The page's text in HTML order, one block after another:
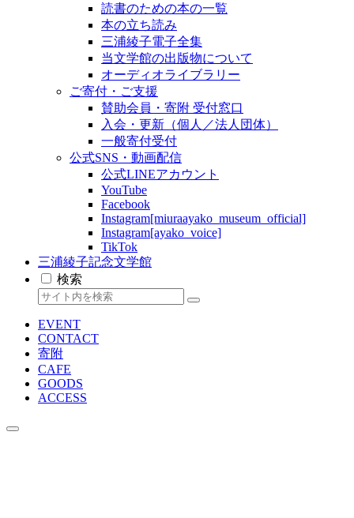
読書のための本の一覧
本の立ち読み
三浦綾子電子全集
当文学館の出版物について
オーディオライブラリー
ご寄付・ご支援
賛助会員・寄附 受付窓口
入会・更新（個人／法人団体）
一般寄付受付
公式SNS・動画配信
公式LINEアカウント
YouTube
Facebook
Instagram[miuraayako_museum_official]
Instagram[ayako_voice]
TikTok
三浦綾子記念文学館
検索
EVENT
CONTACT
寄附
CAFE
GOODS
ACCESS